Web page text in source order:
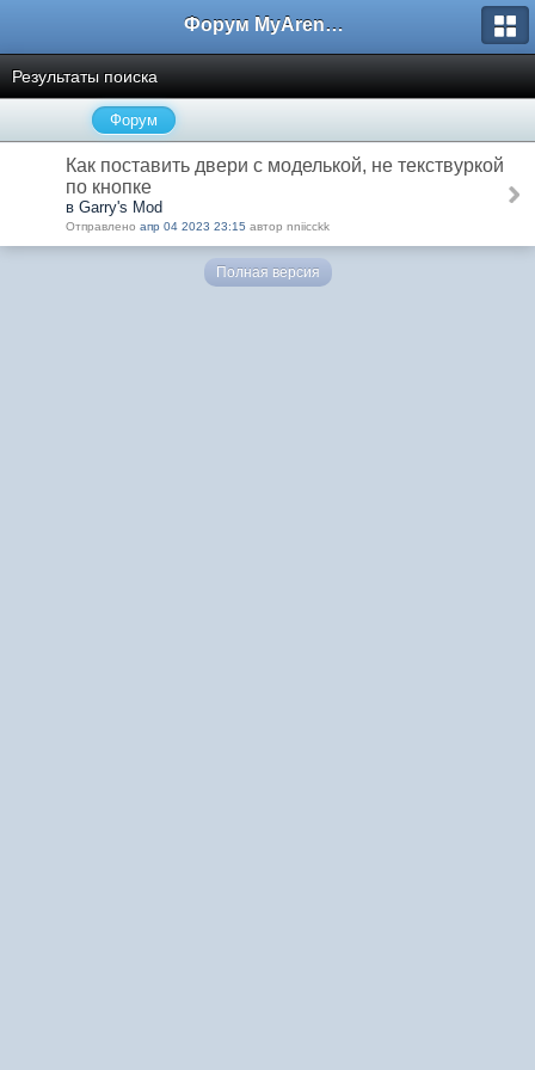
Форум MyArena.ru
Результаты поиска
Форум
Как поставить двери с моделькой, не текствуркой
по кнопке
в Garry's Mod
Отправлено апр 04 2023 23:15 автор nniicckk
Полная версия